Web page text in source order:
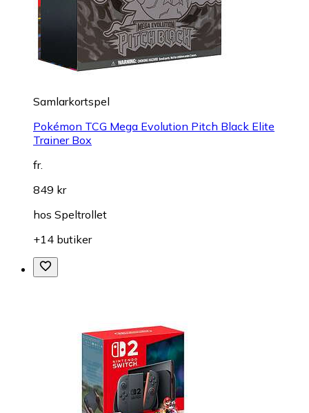
Samlarkortspel
Pokémon TCG Mega Evolution Pitch Black Elite
Trainer Box
fr.
849 kr
hos Speltrollet
+14 butiker